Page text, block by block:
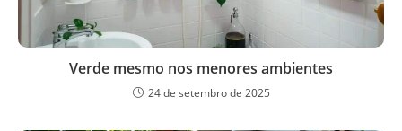
Verde mesmo nos menores ambientes
24 de setembro de 2025